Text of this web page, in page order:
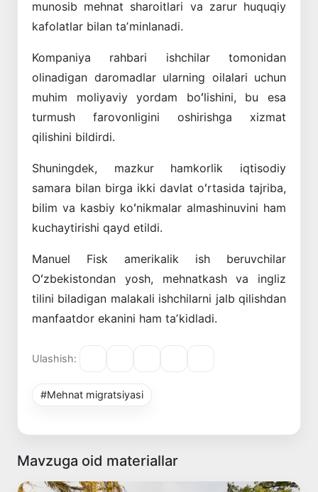
munosib mehnat sharoitlari va zarur huquqiy
kafolatlar bilan taʼminlanadi.
Kompaniya rahbari ishchilar tomonidan
olinadigan daromadlar ularning oilalari uchun
muhim moliyaviy yordam boʻlishini, bu esa
turmush farovonligini oshirishga xizmat
qilishini bildirdi.
Shuningdek, mazkur hamkorlik iqtisodiy
samara bilan birga ikki davlat oʻrtasida tajriba,
bilim va kasbiy koʻnikmalar almashinuvini ham
kuchaytirishi qayd etildi.
Manuel Fisk amerikalik ish beruvchilar
Oʻzbekistondan yosh, mehnatkash va ingliz
tilini biladigan malakali ishchilarni jalb qilishdan
manfaatdor ekanini ham taʼkidladi.
Ulashish:
#Mehnat migratsiyasi
Mavzuga oid materiallar